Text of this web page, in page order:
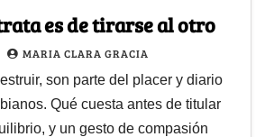
es de tirarse al otro
MARIA CLARA GRACIA
son parte del placer y diario
Qué cuesta antes de titular
y un gesto de compasión